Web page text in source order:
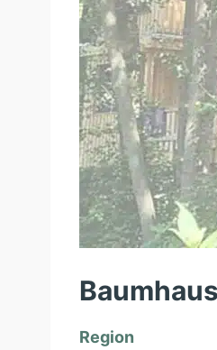
Region